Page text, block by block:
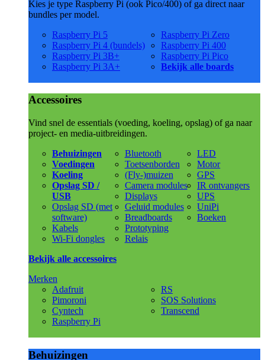
Kies je type Raspberry Pi (ook Pico/400) of ga direct naar
bundles per model.
Raspberry Pi 5
Raspberry Pi 4 (bundels)
Raspberry Pi 3B+
Raspberry Pi 3A+
Raspberry Pi Zero
Raspberry Pi 400
Raspberry Pi Pico
Bekijk alle boards
Accessoires
Vind snel de essentials (voeding, koeling, opslag) of ga naar
project- en media-uitbreidingen.
Behuizingen
Voedingen
Koeling
Opslag SD /
USB
Opslag SD (met
software)
Kabels
Wi-Fi dongles
Bluetooth
Toetsenborden
(Fly-)muizen
Camera modules
Displays
Geluid modules
Breadboards
Prototyping
Relais
LED
Motor
GPS
IR ontvangers
UPS
UniPi
Boeken
Bekijk alle accessoires
Merken
Adafruit
Pimoroni
Cyntech
Raspberry Pi
RS
SOS Solutions
Transcend
Behuizingen